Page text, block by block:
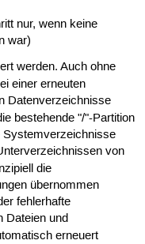
nur, wenn keine
war)
werden. Auch ohne
einer erneuten
Datenverzeichnisse
bestehende "/"-Partition
Systemverzeichnisse
von
die
übernommen
fehlerhafte
Dateien und
erneuert